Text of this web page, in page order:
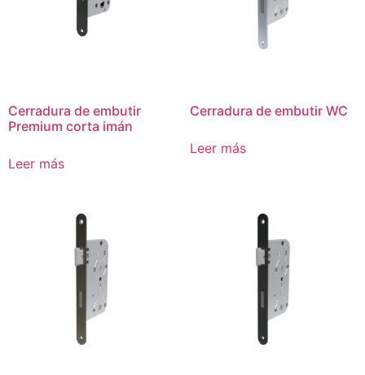
Cerradura de embutir
Premium corta imán
Leer más
Cerradura de embutir WC
Leer más